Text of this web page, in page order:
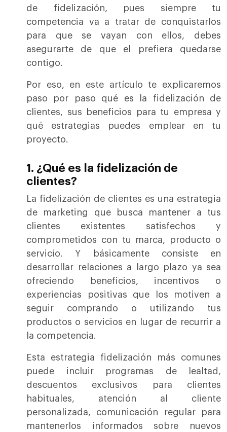
de fidelización, pues siempre tu
competencia va a tratar de conquistarlos
para que se vayan con ellos, debes
asegurarte de que el prefiera quedarse
contigo.
Por eso, en este artículo te explicaremos
paso por paso qué es la fidelización de
clientes, sus beneficios para tu empresa y
qué estrategias puedes emplear en tu
proyecto.
1. ¿Qué es la fidelización de
clientes?
La fidelización de clientes es una estrategia
de marketing que busca mantener a tus
clientes existentes satisfechos y
comprometidos con tu marca, producto o
servicio. Y básicamente consiste en
desarrollar relaciones a largo plazo ya sea
ofreciendo beneficios, incentivos o
experiencias positivas que los motiven a
seguir comprando o utilizando tus
productos o servicios en lugar de recurrir a
la competencia.
Esta estrategia fidelización más comunes
puede incluir programas de lealtad,
descuentos exclusivos para clientes
habituales, atención al cliente
personalizada, comunicación regular para
mantenerlos informados sobre nuevos